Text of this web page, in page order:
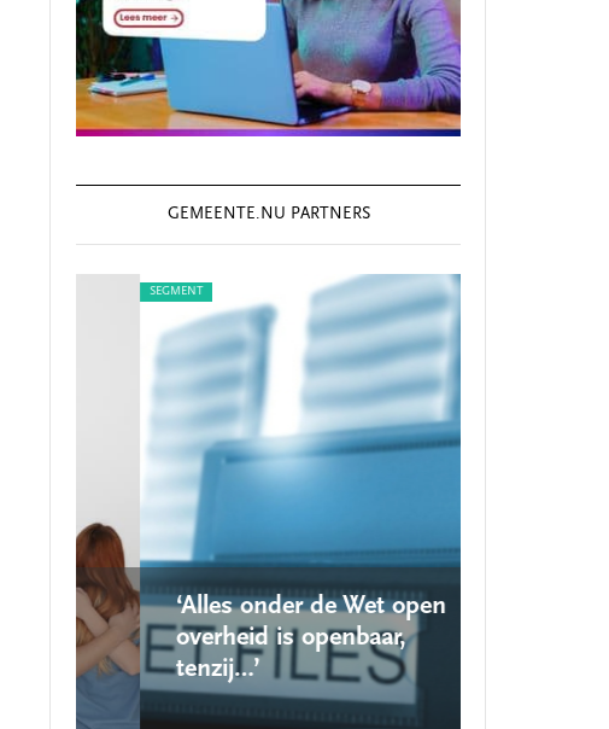
GEMEENTE.NU PARTNERS
‘Alles onder de Wet open
overheid is openbaar,
tenzij…’